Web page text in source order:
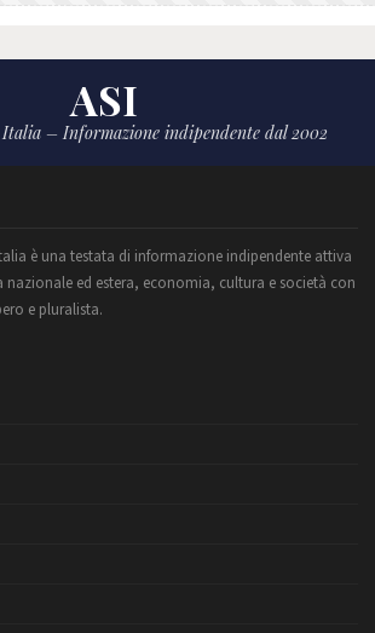
ASI
Italia – Informazione indipendente dal 2002
è una testata di informazione indipendente attiva
nazionale ed estera, economia, cultura e società con
e pluralista.